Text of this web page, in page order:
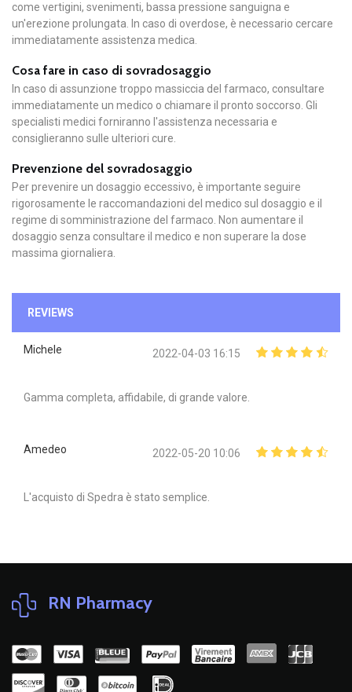
come vertigini, svenimenti, bassa pressione sanguigna e
un'erezione prolungata. In caso di overdose, è necessario cercare
immediatamente assistenza medica.
Cosa fare in caso di sovradosaggio
In caso di assunzione troppo massiccia del farmaco, consultare
immediatamente un medico o chiamare il pronto soccorso. Gli
specialisti medici forniranno l'assistenza necessaria e
consiglieranno sulle ulteriori cure.
Prevenzione del sovradosaggio
Per prevenire un dosaggio eccessivo, è importante seguire
rigorosamente le raccomandazioni del medico sul dosaggio e il
regime di somministrazione del farmaco. Non aumentare il
dosaggio senza consultare il medico e non superare la dose
massima giornaliera.
REVIEWS
Michele 2022-04-03 16:15
Gamma completa, affidabile, di grande valore.
Amedeo 2022-05-20 10:06
L'acquisto di Spedra è stato semplice.
RN Pharmacy